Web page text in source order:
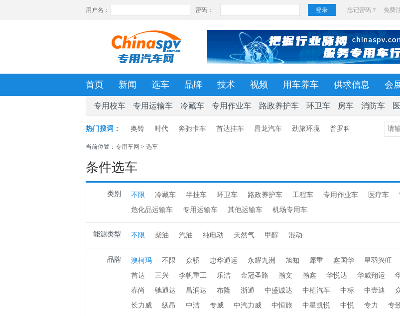
首页 新闻 选车 品牌 技术 视频 用车养车 供求信息 会
专用校车 专用运输车 冷藏车 专用作业车 路政养护车 环卫车 房车 消防车
热门搜词： 奥铃 时代 奔驰卡车 首达挂车 昌龙汽车 劲旅环境 普罗科
当前位置： 专用车网 > 选车
条件选车
类别 不限 冷藏车 半挂车 环卫车 路政养护车 工程车 专用作业车 医疗车
危化品运输车
专用运输车 其他运输车 机场专用车
能源类型 不限 柴油 汽油 纯电动 天然气 甲醇 混动
品牌 澳柯玛 不限 众骄 忠华通运 永耀九洲 旭知 犀重 鑫国华 星羽兴旺
首达
三兴 李帆重工 乐洁 金冠圣路 瀚文 瀚鑫 华悦达 华威翔运
春尚
驰通达 昌润达 布隆 浙通 中盛诚达 中植汽车 中标 中壹迪
长力威
纵昂 中洁 专威 中汽力威 中恒旅 中星凯悦 中悦 专力 专